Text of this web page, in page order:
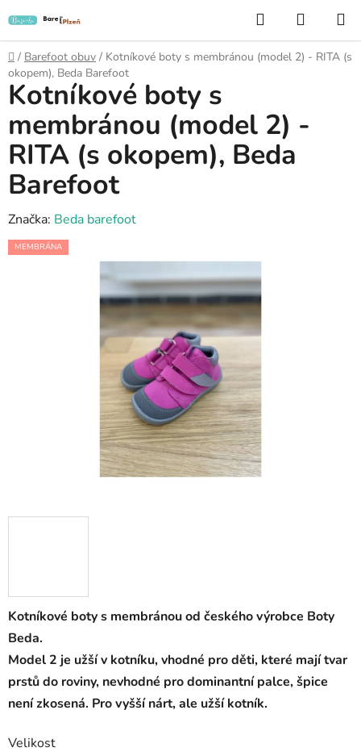
na
obsah
Hledat
KOŠÍK
Domů
/ Barefoot obuv / Kotníkové boty s membránou (model 2) - RITA (s
okopem), Beda Barefoot
Kotníkové boty s membránou od českého výrobce Boty
Beda.
Model 2 je užší v kotníku, vhodné pro děti, které mají tvar
prstů do roviny, nevhodné pro dominantní palce, špice
není zkosená. Pro vyšší nárt, ale užší kotník.
Velikost
Kotníkové boty s
membránou (model 2) -
RITA (s okopem), Beda
Barefoot
Značka: Beda barefoot
MEMBRÁNA